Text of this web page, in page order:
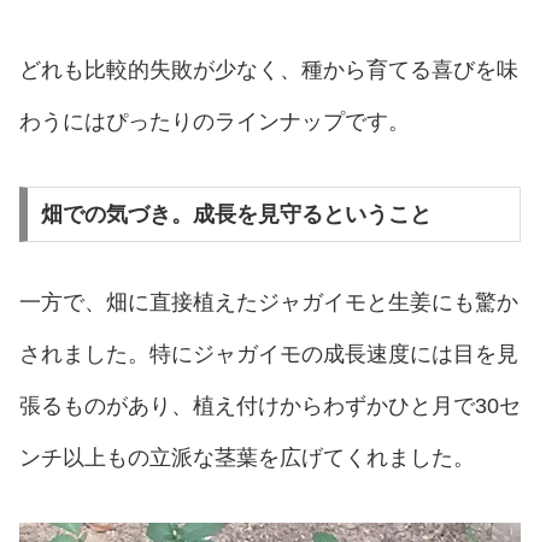
どれも比較的失敗が少なく、種から育てる喜びを味
わうにはぴったりのラインナップです。
畑での気づき。成長を見守るということ
一方で、畑に直接植えたジャガイモと生姜にも驚か
されました。特にジャガイモの成長速度には目を見
張るものがあり、植え付けからわずかひと月で30セ
ンチ以上もの立派な茎葉を広げてくれました。